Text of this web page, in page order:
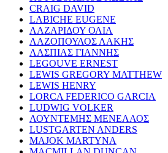
CRAIG DAVID
LABICHE EUGENE
ΛΑΖΑΡΙΔΟΥ ΟΛΙΑ
ΛΑΖΟΠΟΥΛΟΣ ΛΑΚΗΣ
ΛΑΣΠΙΑΣ ΓΙΑΝΝΗΣ
LEGOUVE ERNEST
LEWIS GREGORY MATTHEW
LEWIS HENRY
LORCA FEDERICO GARCIA
LUDWIG VOLKER
ΛΟΥΝΤΕΜΗΣ ΜΕΝΕΛΑΟΣ
LUSTGARTEN ANDERS
MAJOK MARTYNA